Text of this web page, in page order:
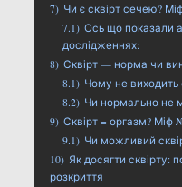
7) Чи є сквірт сечею?
7.1) Ось що показали
дослідженнях:
8) Сквірт — норма чи
8.1) Чому не виходить
8.2) Чи нормально не
9) Сквірт = оргазм? Міф
9.1) Чи можливий
10) Як досягти сквірту:
розкриття